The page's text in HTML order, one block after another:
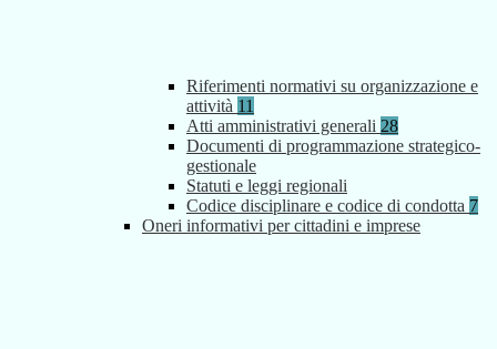
Riferimenti normativi su organizzazione e
attività 11
Atti amministrativi generali 28
Documenti di programmazione strategico-
gestionale
Statuti e leggi regionali
Codice disciplinare e codice di condotta 7
Oneri informativi per cittadini e imprese